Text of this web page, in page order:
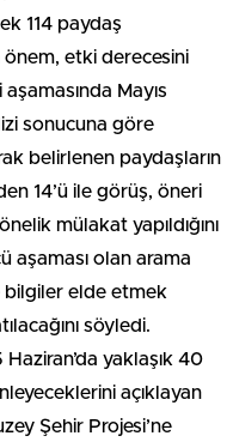
114 paydaş
önem, etki derecesini
Mayıs
sonucuna göre
belirlenen paydaşların
14’ü ile görüş, öneri
mülakat yapıldığını
aşaması olan arama
bilgiler elde etmek
söyledi.
Haziran’da yaklaşık 40
açıklayan
Şehir Projesi’ne